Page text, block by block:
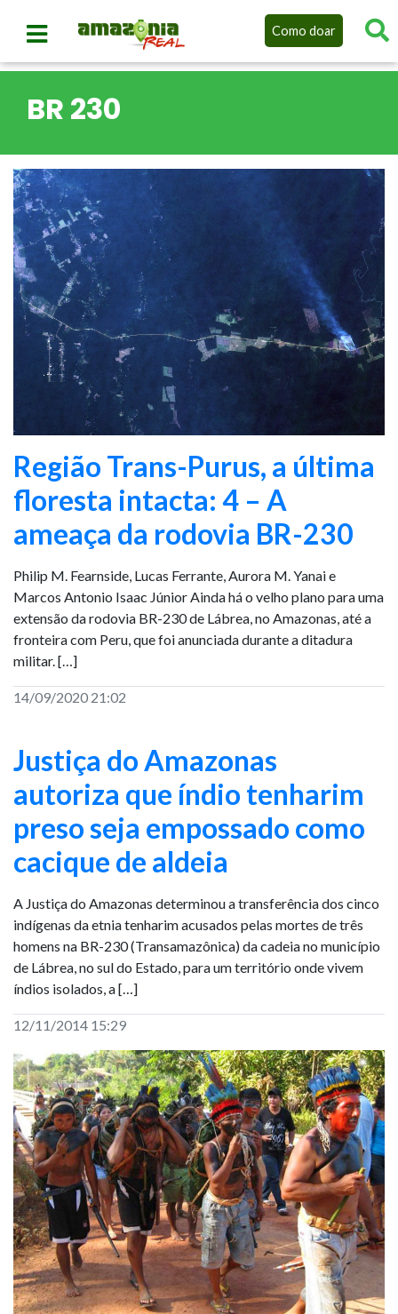
Como doar
BR 230
Região Trans-Purus, a última
floresta intacta: 4 – A
ameaça da rodovia BR-230
Philip M. Fearnside, Lucas Ferrante, Aurora M. Yanai e
Marcos Antonio Isaac Júnior Ainda há o velho plano para uma
extensão da rodovia BR-230 de Lábrea, no Amazonas, até a
fronteira com Peru, que foi anunciada durante a ditadura
militar. […]
14/09/2020 21:02
Justiça do Amazonas
autoriza que índio tenharim
preso seja empossado como
cacique de aldeia
A Justiça do Amazonas determinou a transferência dos cinco
indígenas da etnia tenharim acusados pelas mortes de três
homens na BR-230 (Transamazônica) da cadeia no município
de Lábrea, no sul do Estado, para um território onde vivem
índios isolados, a […]
12/11/2014 15:29